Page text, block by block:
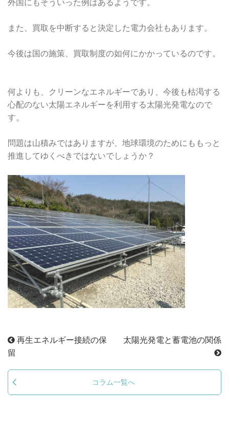
外国にもそういった例はあるようです。
また、買取を中断すると決定した電力会社もあります。
今後は国の施策、買取制度の如何にかかっているのです。
何よりも、クリーンなエネルギーであり、今後も枯渇する
心配のない太陽エネルギーを利用する太陽光発電なので
す。
問題は山積みではありますが、地球環境のためにももっと
推進してゆくべきではないでしょうか？
再生エネルギー接続の保
留
太陽光発電と蓄電池の関係
コラム一覧へ